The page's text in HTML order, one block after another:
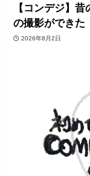
【コンデジ】
の撮影ができた
2026年8月2日